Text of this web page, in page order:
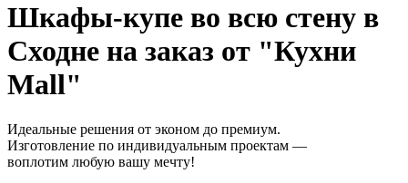
Шкафы-купе во всю стену в
Сходне на заказ от "Кухни
Mall"
Идеальные решения от эконом до премиум.
Изготовление по индивидуальным проектам —
воплотим любую вашу мечту!